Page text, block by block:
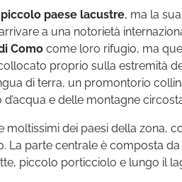
paese lacustre, ma la
a una notorietà
Como come loro rifugio, ma
proprio sulla estremità
di terra, un promontorio
e delle montagne
moltissimi dei paesi della zona,
La parte centrale è composta
piccolo porticciolo e lungo il